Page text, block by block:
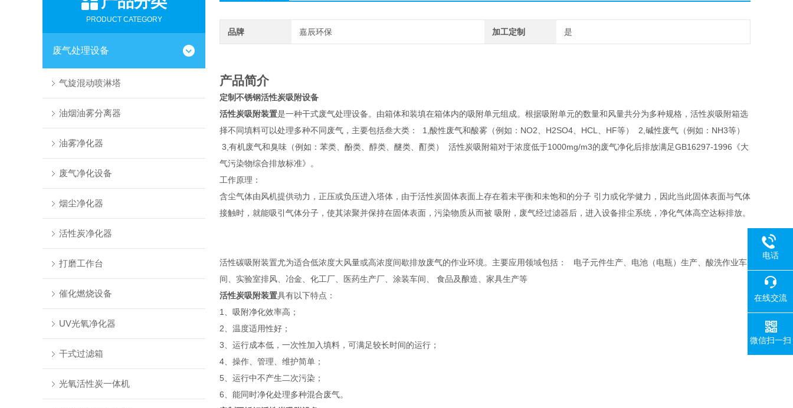
PRODUCT CATEGORY
废气处理设备
气旋混动喷淋塔
油烟油雾分离器
油雾净化器
废气净化设备
烟尘净化器
活性炭净化器
打磨工作台
催化燃烧设备
UV光氧净化器
干式过滤箱
光氧活性炭一体机
品牌 嘉辰环保 加工定制 是
产品简介
定制不锈钢活性炭吸附设备
活性炭吸附装置是一种干式废气处理设备。由箱体和装填在箱体内的吸附单元组成。根据吸附单元的数量和风量共分为多种规格，活性炭吸附箱选
择不同填料可以处理多种不同废气，主要包括叁大类： 1,酸性废气和酸雾（例如：NO2、H2SO4、HCL、HF等） 2,碱性废气（例如：NH3等）
3,有机废气和臭味（例如：苯类、酚类、醇类、醚类、酊类） 活性炭吸附箱对于浓度低于1000mg/m3的废气净化后排放满足GB16297-1996《大
气污染物综合排放标准》。
工作原理：
含尘气体由风机提供动力，正压或负压进入塔体，由于活性炭固体表面上存在着未平衡和未饱和的分子 引力或化学健力，因此当此固体表面与气体
接触时，就能吸引气体分子，使其浓聚并保持在固体表面，污染物质从而被 吸附，废气经过滤器后，进入设备排尘系统，净化气体高空达标排放。
活性碳吸附装置尤为适合低浓度大风量或高浓度间歇排放废气的作业环境。主要应用领域包括： 电子元件生产、电池（电瓶）生产、酸洗作业车
间、实验室排风、冶金、化工厂、医药生产厂、涂装车间、 食品及酿造、家具生产等
活性炭吸附装置具有以下特点：
1、吸附净化效率高；
2、温度适用性好；
3、运行成本低，一次性加入填料，可满足较长时间的运行；
4、操作、管理、维护简单；
5、运行中不产生二次污染；
6、能同时净化处理多种混合废气。
电话
在线交流
微信扫一扫